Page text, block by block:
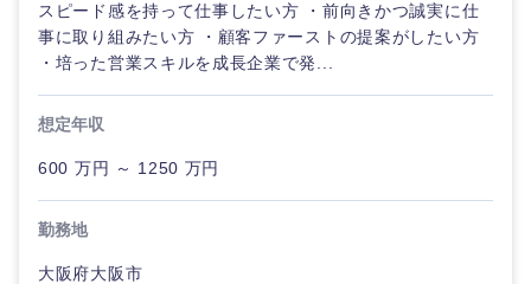
スピード感を持って仕事したい方 ・前向きかつ誠実に仕
事に取り組みたい方 ・顧客ファーストの提案がしたい方
・培った営業スキルを成長企業で発...
想定年収
600 万円 ～ 1250 万円
勤務地
大阪府大阪市